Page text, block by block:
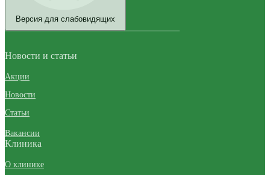
Версия для слабовидящих
Новости и статьи
Акции
Новости
Статьи
Вакансии
Клиника
О клинике